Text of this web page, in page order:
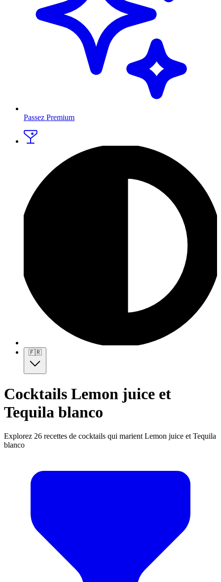
Passez Premium
🇫🇷
Cocktails Lemon juice et
Tequila blanco
Explorez 26 recettes de cocktails qui marient Lemon juice et Tequila
blanco